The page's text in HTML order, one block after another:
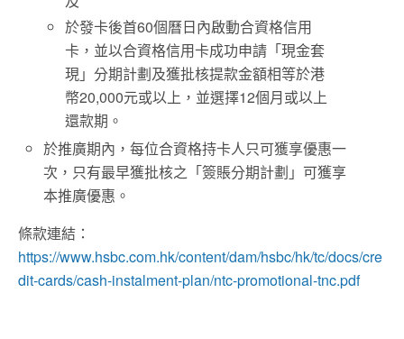
於發卡後首60個曆日內啟動合資格信用
卡，並以合資格信用卡成功申請「現金套
現」分期計劃及獲批核提款金額相等於港
幣20,000元或以上，並選擇12個月或以上
還款期。
於推廣期內，每位合資格持卡人只可獲享優惠一
次，只有最早獲批核之「簽賬分期計劃」可獲享
本推廣優惠。
條款連結：
https://www.hsbc.com.hk/content/dam/hsbc/hk/tc/docs/cre
dit-cards/cash-instalment-plan/ntc-promotional-tnc.pdf